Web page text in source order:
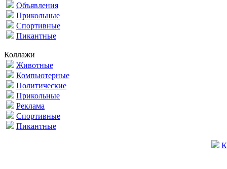
Объявления
Прикольные
Спортивные
Пикантные
Коллажи
Животные
Компьютерные
Политические
Прикольные
Реклама
Спортивные
Пикантные